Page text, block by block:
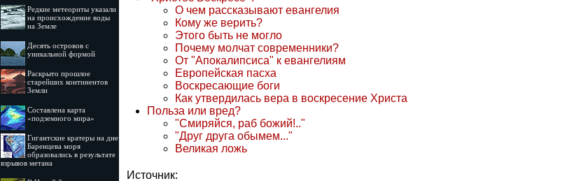
Редкие метеориты указали
на происхождение воды
на Земле
Десять островов c
уникальной формой
Раскрыто прошлое
старейших континентов
Земли
Составлена карта
«подземного мира»
Гигантские кратеры на дне
Баренцева моря
образовались в результате
взрывов метана
О чем рассказывают евангелия
Кому же верить?
Этого быть не могло
Почему молчат современники?
От "Апокалипсиса" к евангелиям
Европейская пасха
Воскресающие боги
Как утвердилась вера в воскресение Христа
Польза или вред?
"Смиряйся, раб божий!.."
"Друг друга обымем..."
Великая ложь
Источник: